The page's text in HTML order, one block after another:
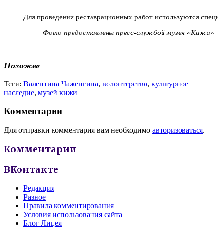
Для проведения реставрационных работ используются
Фото предоставлены пресс-службой музея «Кижи»
Похожее
Теги: Валентина Чаженгина, волонтерство, культурное
наследие, музей кижи
Комментарии
Для отправки комментария вам необходимо авторизоваться.
Комментарии
ВКонтакте
Редакция
Разное
Правила комментирования
Условия использования сайта
Блог Лицея